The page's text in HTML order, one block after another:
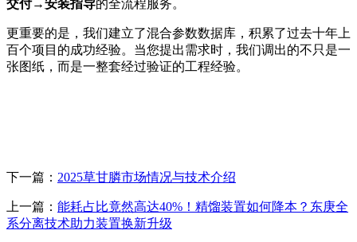
交付→安装指导的全流程服务。
更重要的是，我们建立了混合参数数据库，积累了过去十年上
百个项目的成功经验。当您提出需求时，我们调出的不只是一
张图纸，而是一整套经过验证的工程经验。
下一篇： ​2025草甘膦市场情况与技术介绍
上一篇： 能耗占比竟然高达40%！精馏装置如何降本？东庚全
系分离技术助力装置换新升级